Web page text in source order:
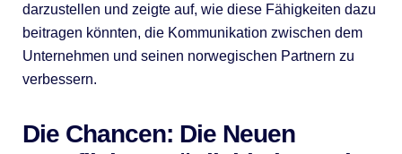
darzustellen und zeigte auf, wie diese Fähigkeiten dazu
beitragen könnten, die Kommunikation zwischen dem
Unternehmen und seinen norwegischen Partnern zu
verbessern.
Die Chancen: Die Neuen